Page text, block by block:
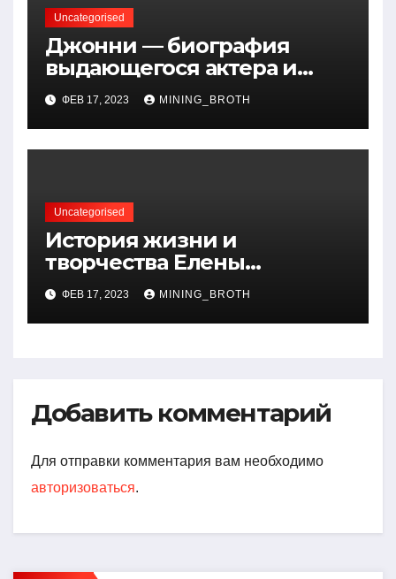
Uncategorised
Джонни — биография
выдающегося актера и
талантливого певца, чья
артистичность захватывает
миллионы сердец
ФЕВ 17, 2023 MINING_BROTH
Uncategorised
История жизни и
творчества Елены
Дубровской — биография,
достижения, интересные
факты
ФЕВ 17, 2023 MINING_BROTH
Добавить комментарий
Для отправки комментария вам необходимо
авторизоваться.